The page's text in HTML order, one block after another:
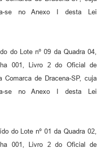
se no Anexo I desta Lei
do Lote nº 09 da Quadra 04,
001, Livro 2 do Oficial de
de Dracena-SP, cuja
se no Anexo I desta Lei
do Lote nº 01 da Quadra 02,
001, Livro 2 do Oficial de